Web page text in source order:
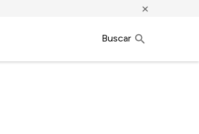
×
Buscar